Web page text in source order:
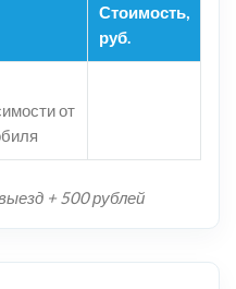
Стоимость,
руб.
от
+ 500 рублей